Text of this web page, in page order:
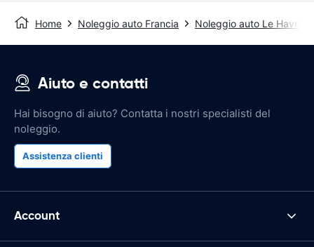
Home Noleggio auto Francia Noleggio auto Le Havre
Aiuto e contatti
Hai bisogno di aiuto? Contatta i nostri specialisti del
noleggio.
Assistenza clienti
Account